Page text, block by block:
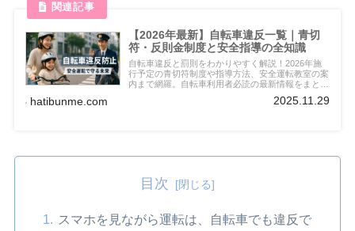
【2026年最新】自転車違反一覧｜青切
符・反則金制度と安全指導の全知識
自転車違反と罰則をわかりやすく解説！2026年施
行予定の青切符制度や指導方法、安全運転教室の案
内まで網羅。自転車利用者必読の最新情報をまとめ
hatibunme.com 2025.11.29
目次
スマホを見ながら運転は、自転車でも違反で